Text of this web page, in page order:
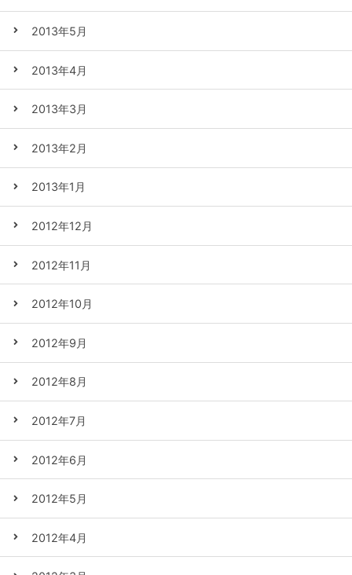
2013年5月
2013年4月
2013年3月
2013年2月
2013年1月
2012年12月
2012年11月
2012年10月
2012年9月
2012年8月
2012年7月
2012年6月
2012年5月
2012年4月